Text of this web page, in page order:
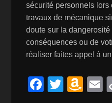
sécurité personnels
travaux de mécanique
doute sur la
conséquences ou de
réaliser faites appel à
F
T
A